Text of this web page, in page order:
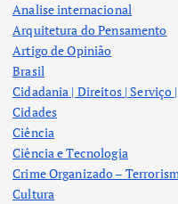
Analise internacional
Arquitetura do Pensamento
Artigo de Opinião
Brasil
Cidadania | Direitos | Serviço
Cidades
Ciência
Ciência e Tecnologia
Crime Organizado –
Cultura